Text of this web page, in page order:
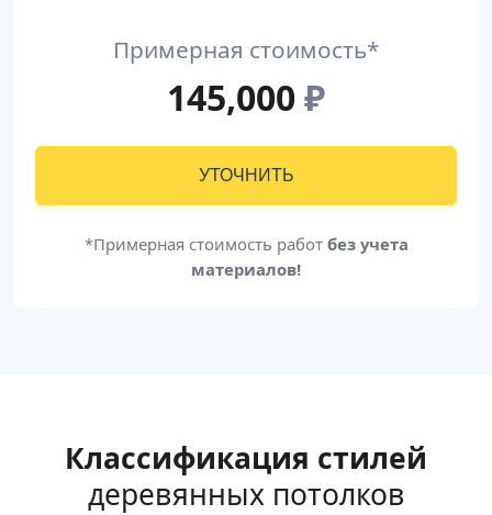
Примерная стоимость*
145,000₽
УТОЧНИТЬ
*Примерная стоимость работ без учета
материалов!
Классификация стилей
деревянных потолков